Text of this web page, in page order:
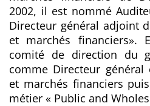
2002, il est nommé
Directeur général adjoint
et marchés financiers».
comité de direction du
comme Directeur général
et marchés financiers
métier « Public and